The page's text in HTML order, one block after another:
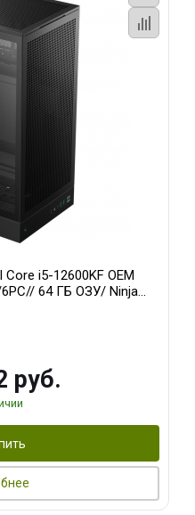
i5-12600KF OEM
6PC// 64 ГБ ОЗУ/ Ninja
DVI DP HDMI 2/
руб.